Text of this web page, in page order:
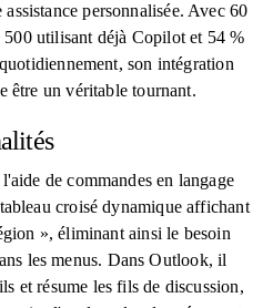
personnalisée. Avec 60
500 utilisant déjà Copilot et 54 %
son intégration
être un véritable tournant.
de commandes en langage
croisé dynamique affichant
», éliminant ainsi le besoin
les menus. Dans Outlook, il
et résume les fils de discussion,